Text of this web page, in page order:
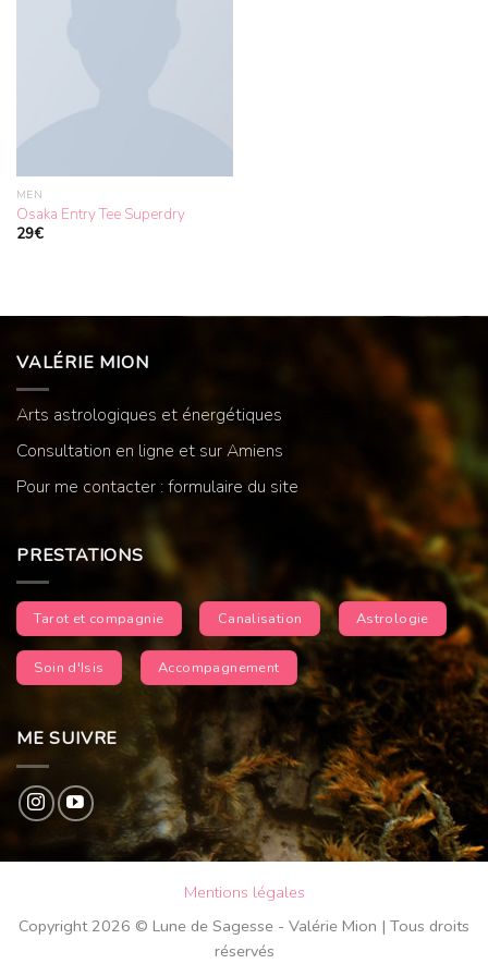
MEN
Osaka Entry Tee Superdry
29€
VALÉRIE MION
Arts astrologiques et énergétiques
Consultation en ligne et sur Amiens
Pour me contacter : formulaire du site
PRESTATIONS
Tarot et compagnie Canalisation Astrologie
Soin d'Isis Accompagnement
ME SUIVRE
Mentions légales
Copyright 2026 © Lune de Sagesse - Valérie Mion | Tous droits
réservés